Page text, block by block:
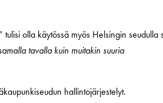
tulisi olla käytössä myös Helsingin seudulla
tavalla kuin muitakin suuria
hallintojärjestelyt.